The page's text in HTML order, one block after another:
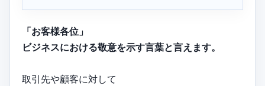
「お客様各位」
ビジネスにおける敬意を示す言葉と言えます。
取引先や顧客に対して